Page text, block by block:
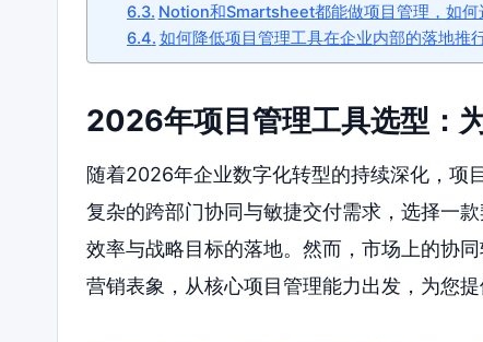
Notion和Smartsheet都能做项目管理，如何
如何降低项目管理工具在企业内部的落地推
2026年项目管理工具选型：
随着2026年企业数字化转型的持续深化，项
复杂的跨部门协同与敏捷交付需求，选择一
效率与战略目标的落地。然而，市场上的协
营销表象，从核心项目管理能力出发，为您